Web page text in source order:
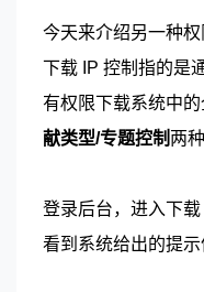
今天来介绍另一种
下载 IP 控制指的是
有权限下载系统中
献类型/专题控制 两
登录后台，进入下
看到系统给出的提示